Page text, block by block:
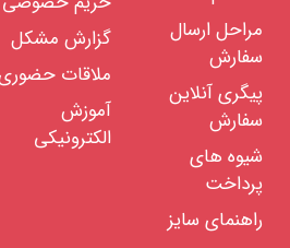
مراحل ارسال
سفارش
پیگری آنلاین
سفارش
شیوه های
پرداخت
راهنمای سایز
گزارش مشکل
ملاقات
آموزش
الکترونیکی